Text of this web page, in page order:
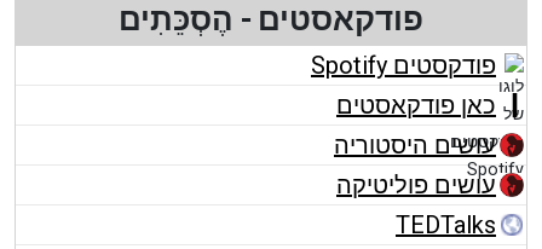
פודקאסטים - הֶסְכֵּתִים
פודקסטים Spotify
כאן פודקאסטים
עושים היסטוריה
עושים פוליטיקה
TEDTalks